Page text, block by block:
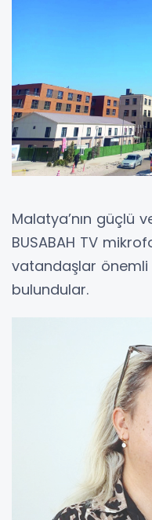
Malatya’nın güçlü
BUSABAH TV
vatandaşlar
bulundular.